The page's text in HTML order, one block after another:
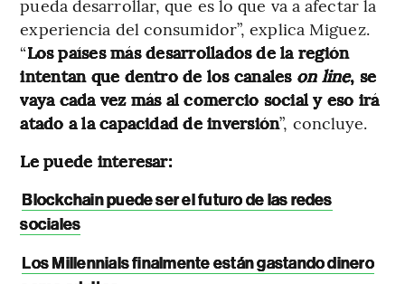
pueda desarrollar, que es lo que va a afectar la
experiencia del consumidor”, explica Miguez.
“Los países más desarrollados de la región
intentan que dentro de los canales on line, se
vaya cada vez más al comercio social y eso irá
atado a la capacidad de inversión”, concluye.
Le puede interesar:
Blockchain puede ser el futuro de las redes
sociales
Los Millennials finalmente están gastando dinero